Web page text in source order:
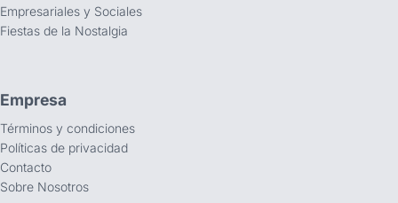
Empresariales y Sociales
Fiestas de la Nostalgia
Empresa
Términos y condiciones
Políticas de privacidad
Contacto
Sobre Nosotros